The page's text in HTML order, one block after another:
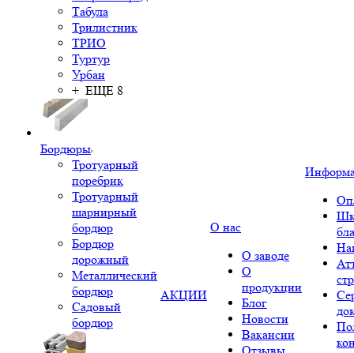
Табула
Трилистник
ТРИО
Туртур
Урбан
+ ЕЩЕ 8
Бордюры
Тротуарный
поребрик
Тротуарный
шарнирный
бордюр
Бордюр
дорожный
Металлический
бордюр
Садовый
бордюр
АКЦИИ
О нас
О заводе
О
продукции
Блог
Новости
Вакансии